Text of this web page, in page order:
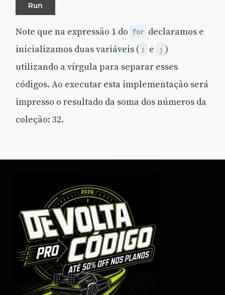
Run
Note que na expressão 1 do for declaramos e
inicializamos duas variáveis ( i e j )
utilizando a vírgula para separar esses
códigos. Ao executar esta implementação será
impresso o resultado da soma dos números da
coleção: 32.